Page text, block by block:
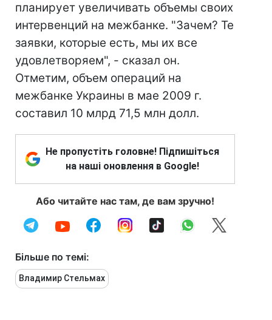
планирует увеличивать объемы своих
интервенций на межбанке. "Зачем? Те
заявки, которые есть, мы их все
удовлетворяем", - сказал он.
Отметим, объем операций на
межбанке Украины в мае 2009 г.
составил 10 млрд 71,5 млн долл.
Не пропустіть головне! Підпишіться
на наші оновлення в Google!
Або читайте нас там, де вам зручно!
Більше по темі:
Владимир Стельмах